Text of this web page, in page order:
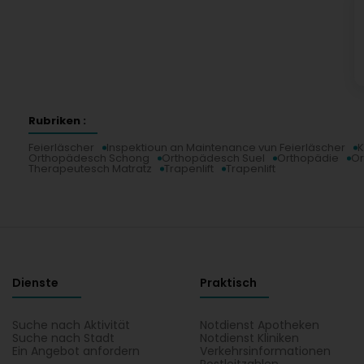
Rubriken :
Feierläscher
Inspektioun an Maintenance vun Feierläscher
Orthopädesch Schong Orthopädesch Suel Orthopädie
Therapeutesch Matratz Trapenlift Trapenlift
Dienste
Suche nach Aktivität
Suche nach Stadt
Ein Angebot anfordern
Praktisch
Notdienst Apotheken
Notdienst Kliniken
Verkehrsinformationen